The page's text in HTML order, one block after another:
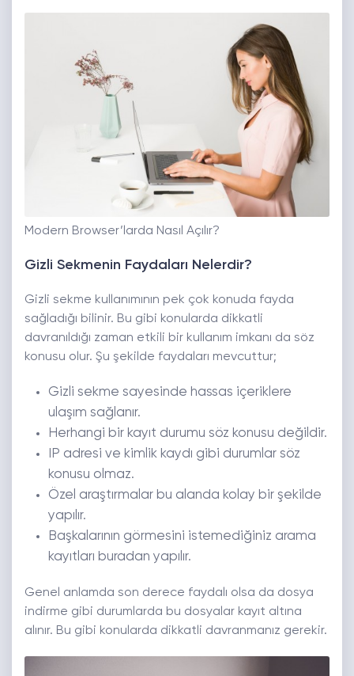
Modern Browser’larda Nasıl Açılır?
Gizli Sekmenin Faydaları Nelerdir?
Gizli sekme kullanımının pek çok konuda fayda
sağladığı bilinir. Bu gibi konularda dikkatli
davranıldığı zaman etkili bir kullanım imkanı da söz
konusu olur. Şu şekilde faydaları mevcuttur;
Gizli sekme sayesinde hassas içeriklere
ulaşım sağlanır.
Herhangi bir kayıt durumu söz konusu değildir.
IP adresi ve kimlik kaydı gibi durumlar söz
konusu olmaz.
Özel araştırmalar bu alanda kolay bir şekilde
yapılır.
Başkalarının görmesini istemediğiniz arama
kayıtları buradan yapılır.
Genel anlamda son derece faydalı olsa da dosya
indirme gibi durumlarda bu dosyalar kayıt altına
alınır. Bu gibi konularda dikkatli davranmanız gerekir.